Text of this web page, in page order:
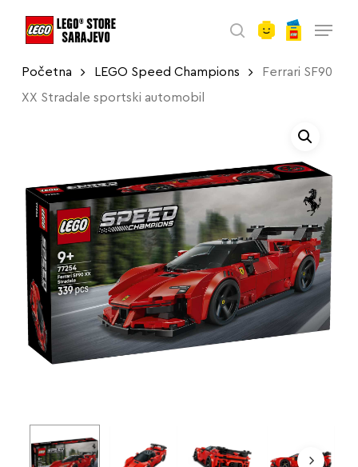
search
Početna LEGO Speed Champions Ferrari SF90
XX Stradale sportski automobil